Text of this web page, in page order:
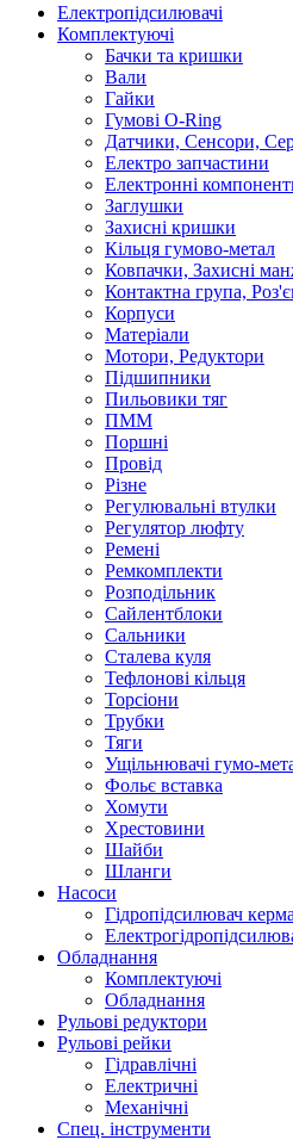
Електропідсилювачі
Комплектуючі
Бачки та кришки
Вали
Гайки
Гумові O-Ring
Датчики, Сенсори,
Електро запчастини
Електронні
Заглушки
Захисні кришки
Кільця гумово-метал
Ковпачки, Захисні
Контактна група,
Корпуси
Матеріали
Мотори, Редуктори
Підшипники
Пильовики тяг
ПММ
Поршні
Провід
Різне
Регулювальні втулки
Регулятор люфту
Ремені
Ремкомплекти
Розподільник
Сайлентблоки
Сальники
Сталева куля
Тефлонові кільця
Торсіони
Трубки
Тяги
Ущільнювачі гумо-
Фольє вставка
Хомути
Хрестовини
Шайби
Шланги
Насоси
Гідропідсилювач керма
Обладнання
Комплектуючі
Обладнання
Рульові редуктори
Рульові рейки
Гідравлічні
Електричні
Механічні
Спец. інструменти